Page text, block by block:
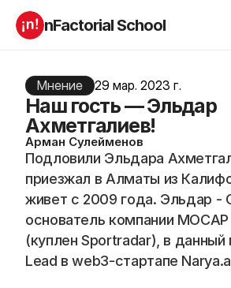
nFactorial School
О нас
Отзывы
Блог
Incubator 2026
Компаниям
Старт в ИТ
Андроид разработчик
Алгоритмы
iOS с 0
Python-разработчик
Product
Data
Аналитик
QA инженер
Мнение 29 мар. 2023 г.
Наш гость — Эльдар
Ахметгалиев!
Арман Сулейменов
Подловили Эльдара
приезжал в Алматы из
живет с 2009 года. Эльдар -
основатель компании
(куплен Sportradar), в
Lead в web3-стартапе